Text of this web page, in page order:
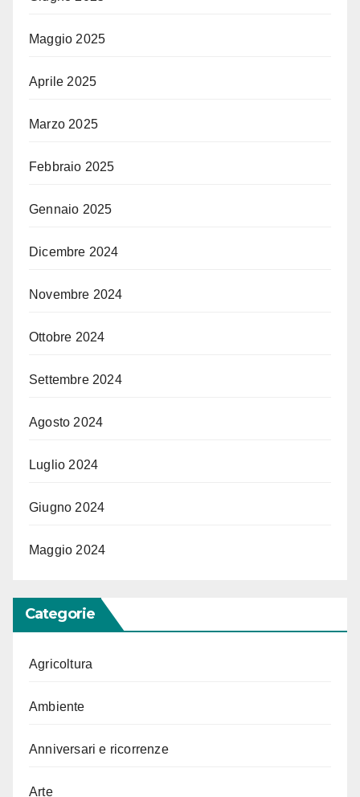
Maggio 2025
Aprile 2025
Marzo 2025
Febbraio 2025
Gennaio 2025
Dicembre 2024
Novembre 2024
Ottobre 2024
Settembre 2024
Agosto 2024
Luglio 2024
Giugno 2024
Maggio 2024
Categorie
Agricoltura
Ambiente
Anniversari e ricorrenze
Arte